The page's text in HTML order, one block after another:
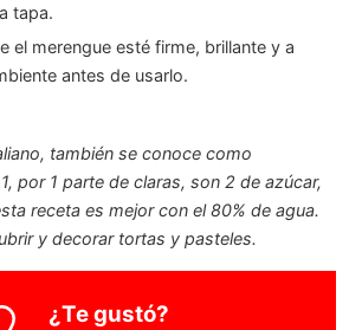
tapa.
el merengue esté firme, brillante y a
antes de usarlo.
también se conoce como
por 1 parte de claras, son 2 de azúcar,
receta es mejor con el 80% de agua.
y decorar tortas y pasteles.
¿Te gustó?